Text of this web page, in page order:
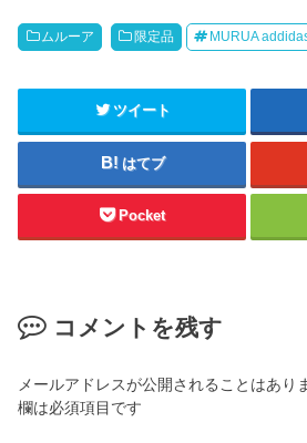
ムルーア 限定品 MURUA
ツイート
はてブ
Pocket
コメントを残す
メールアドレスが公開されることはあり
欄は必須項目です